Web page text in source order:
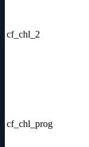
cf_chl_2
cf_chl_prog